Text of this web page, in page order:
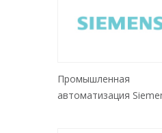
Промышленная
автоматизация